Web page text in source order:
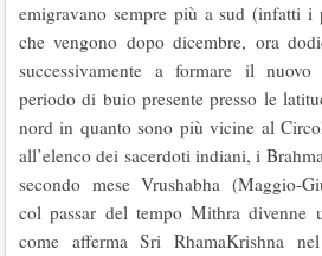
emigravano sempre più a sud (infatti i
che vengono dopo dicembre, ora
successivamente a formare il
periodo di buio presente presso le
nord in quanto sono più vicine al
all’elenco dei sacerdoti indiani, i
secondo mese Vrushabha (Maggio-
col passar del tempo Mithra divenne
come afferma Sri RhamaKrishna